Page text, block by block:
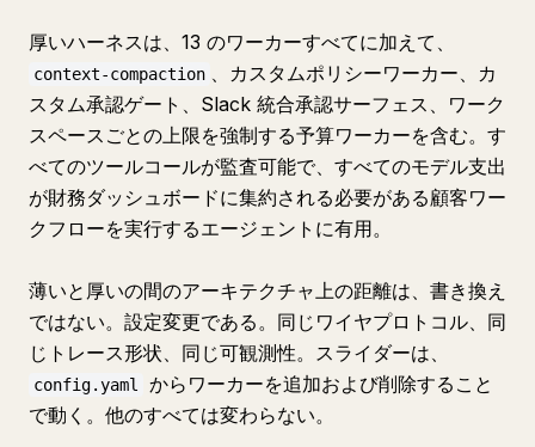
厚いハーネスは、13 のワーカーすべてに加えて、
context-compaction 、カスタムポリシーワーカー、カ
スタム承認ゲート、Slack 統合承認サーフェス、ワーク
スペースごとの上限を強制する予算ワーカーを含む。す
べてのツールコールが監査可能で、すべてのモデル支出
が財務ダッシュボードに集約される必要がある顧客ワー
クフローを実行するエージェントに有用。
薄いと厚いの間のアーキテクチャ上の距離は、書き換え
ではない。設定変更である。同じワイヤプロトコル、同
じトレース形状、同じ可観測性。スライダーは、
config.yaml
からワーカーを追加および削除すること
で動く。他のすべては変わらない。